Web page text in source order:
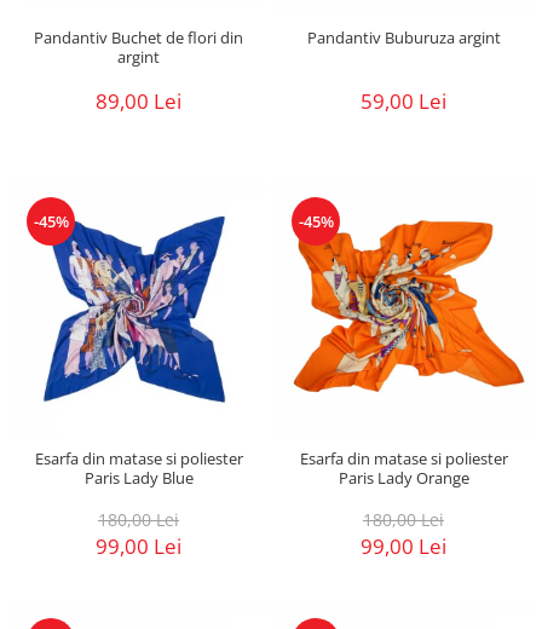
Pandantiv Buchet de flori din
argint
89,00 Lei
Pandantiv Buburuza argint
59,00 Lei
-45%
Esarfa din matase si poliester
Paris Lady Blue
180,00 Lei
99,00 Lei
-45%
Esarfa din matase si poliester
Paris Lady Orange
180,00 Lei
99,00 Lei